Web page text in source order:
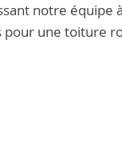
notre équipe
pour une toiture